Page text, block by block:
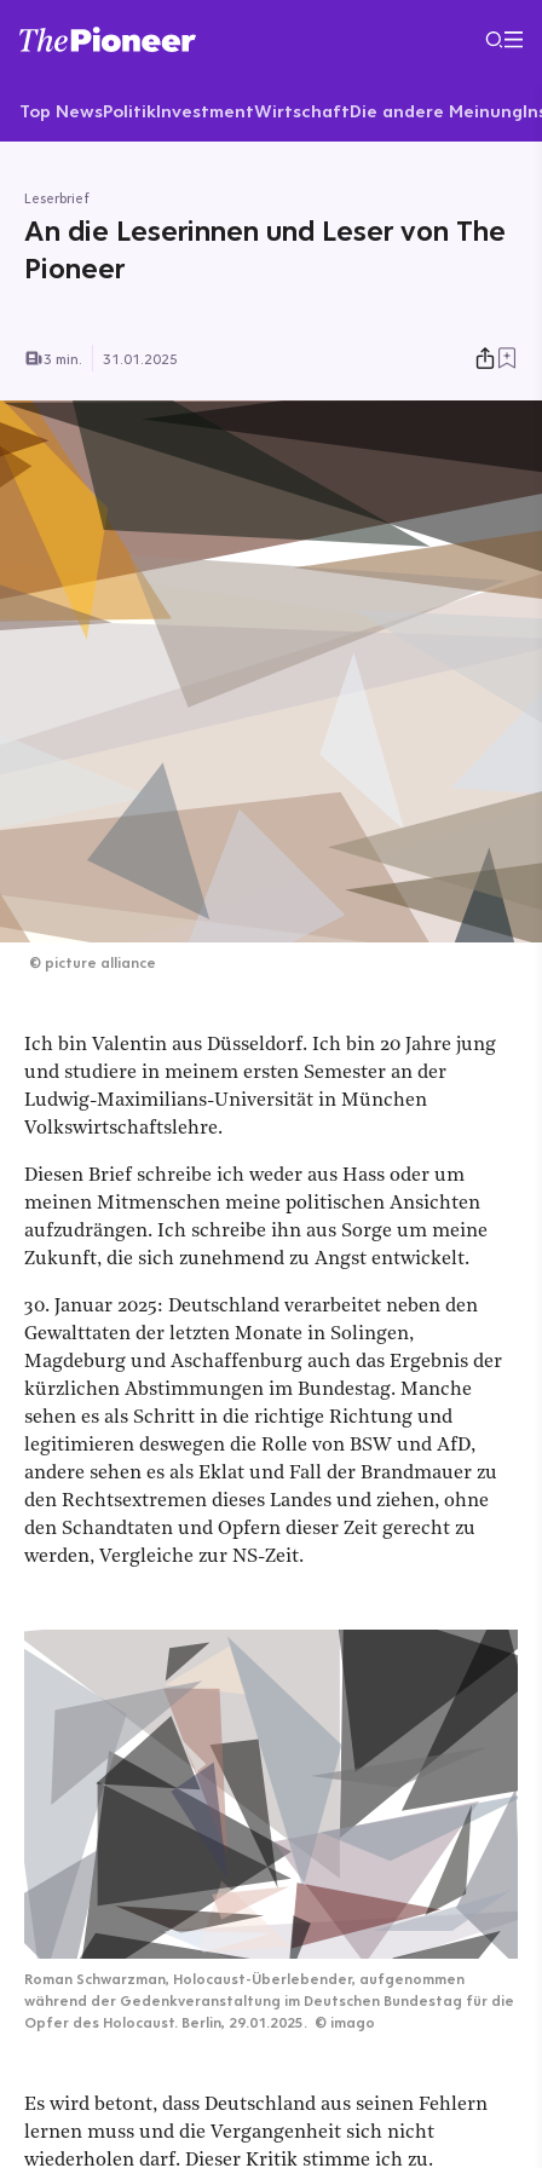
Top NewsPolitikInvestmentWirtschaftDie andere Meinung
Leserbrief
An die Leserinnen und Leser von The
Pioneer
3 min. 31.01.2025
© picture alliance
Ich bin Valentin aus Düsseldorf. Ich bin 20 Jahre jung
und studiere in meinem ersten Semester an der
Ludwig-Maximilians-Universität in München
Volkswirtschaftslehre.
Diesen Brief schreibe ich weder aus Hass oder um
meinen Mitmenschen meine politischen Ansichten
aufzudrängen. Ich schreibe ihn aus Sorge um meine
Zukunft, die sich zunehmend zu Angst entwickelt.
30. Januar 2025: Deutschland verarbeitet neben den
Gewalttaten der letzten Monate in Solingen,
Magdeburg und Aschaffenburg auch das Ergebnis der
kürzlichen Abstimmungen im Bundestag. Manche
sehen es als Schritt in die richtige Richtung und
legitimieren deswegen die Rolle von BSW und AfD,
andere sehen es als Eklat und Fall der Brandmauer zu
den Rechtsextremen dieses Landes und ziehen, ohne
den Schandtaten und Opfern dieser Zeit gerecht zu
werden, Vergleiche zur NS-Zeit.
Roman Schwarzman, Holocaust-Überlebender, aufgenommen
während der Gedenkveranstaltung im Deutschen Bundestag für die
Opfer des Holocaust. Berlin, 29.01.2025. © imago
Es wird betont, dass Deutschland aus seinen Fehlern
lernen muss und die Vergangenheit sich nicht
wiederholen darf. Dieser Kritik stimme ich zu.